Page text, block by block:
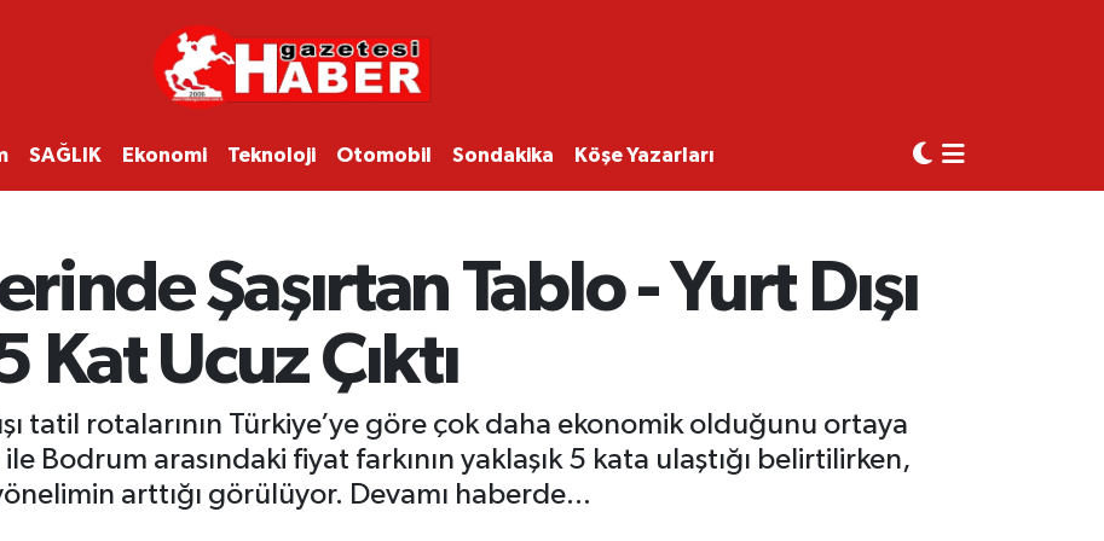
SAĞLIK Ekonomi Teknoloji Otomobil Sondakika Köşe Yazarları
Şaşırtan Tablo - Yurt Dışı
Kat Ucuz Çıktı
tatil rotalarının Türkiye’ye göre çok daha ekonomik olduğunu ortaya
Bodrum arasındaki fiyat farkının yaklaşık 5 kata ulaştığı belirtilirken,
arttığı görülüyor. Devamı haberde...